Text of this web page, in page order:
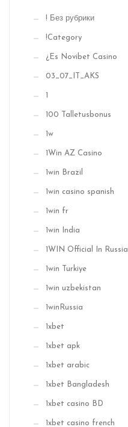
! Без рубрики
!Category
¿Es Novibet Casino
03_07_IT_AKS
100 Talletusbonus
1w
1Win AZ Casino
1win Brazil
1win casino spanish
1win fr
1win India
1WIN Official In Russia
1win Turkiye
1win uzbekistan
1winRussia
1xbet
1xbet apk
1xbet arabic
1xbet Bangladesh
1xbet casino BD
1xbet casino french